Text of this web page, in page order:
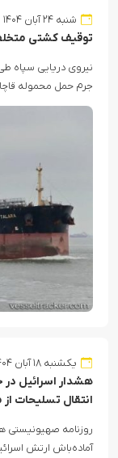
شنبه ۲۴ آبان ۱۴۰۴
توقیف کشتی
جرم حمل محموله
یکشنبه ۱۸ آبان ۱۴۰۴
هشدار اسرائیل
انتقال تسلیحات
روزنامه صهیونیستی
آماده‌باش ارتش